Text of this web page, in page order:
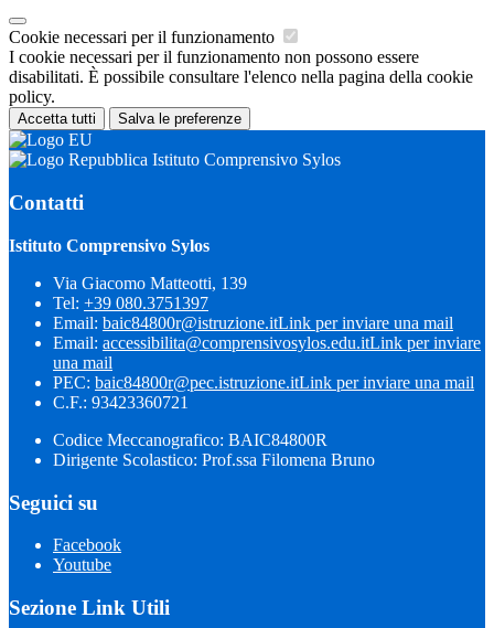
Cookie necessari per il funzionamento
I cookie necessari per il funzionamento non possono essere
disabilitati. È possibile consultare l'elenco nella pagina della cookie
policy.
Accetta tutti Salva le preferenze
Istituto Comprensivo Sylos
Contatti
Istituto Comprensivo Sylos
Via Giacomo Matteotti, 139
Tel: +39 080.3751397
Email: baic84800r@istruzione.itLink per inviare una mail
Email: accessibilita@comprensivosylos.edu.itLink per inviare
una mail
PEC: baic84800r@pec.istruzione.itLink per inviare una mail
C.F.: 93423360721
Codice Meccanografico: BAIC84800R
Dirigente Scolastico: Prof.ssa Filomena Bruno
Seguici su
Facebook
Youtube
Sezione Link Utili